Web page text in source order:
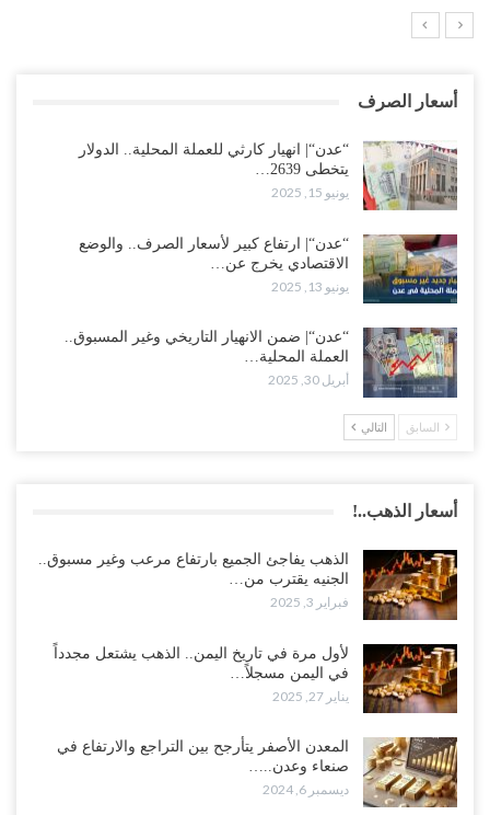
أسعار الصرف
“عدن“| انهيار كارثي للعملة المحلية.. الدولار
يتخطى 2639…
يونيو 15, 2025
“عدن“| ارتفاع كبير لأسعار الصرف.. والوضع
الاقتصادي يخرج عن…
يونيو 13, 2025
“عدن“| ضمن الانهيار التاريخي وغير المسبوق..
العملة المحلية…
أبريل 30, 2025
السابق التالي
أسعار الذهب..!
الذهب يفاجئ الجميع بارتفاع مرعب وغير مسبوق..
الجنيه يقترب من…
فبراير 3, 2025
لأول مرة في تاريخ اليمن.. الذهب يشتعل مجدداً
في اليمن مسجلاً…
يناير 27, 2025
المعدن الأصفر يتأرجح بين التراجع والارتفاع في
صنعاء وعدن..…
ديسمبر 6, 2024